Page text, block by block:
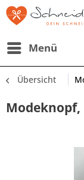
Menü
Übersicht
Modeknopf,